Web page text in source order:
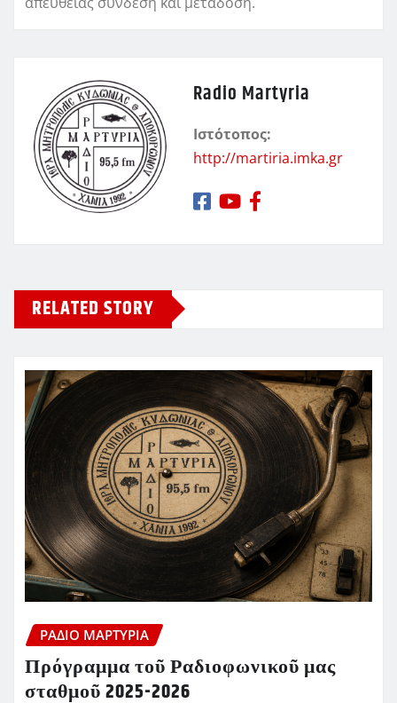
Radio Martyria
Ιστότοπος:
http://martiria.imka.gr
RELATED STORY
ΡΆΔΙΟ ΜΑΡΤΥΡΊΑ
Πρόγραμμα τοῦ Ραδιοφωνικοῦ μας
σταθμοῦ 2025-2026